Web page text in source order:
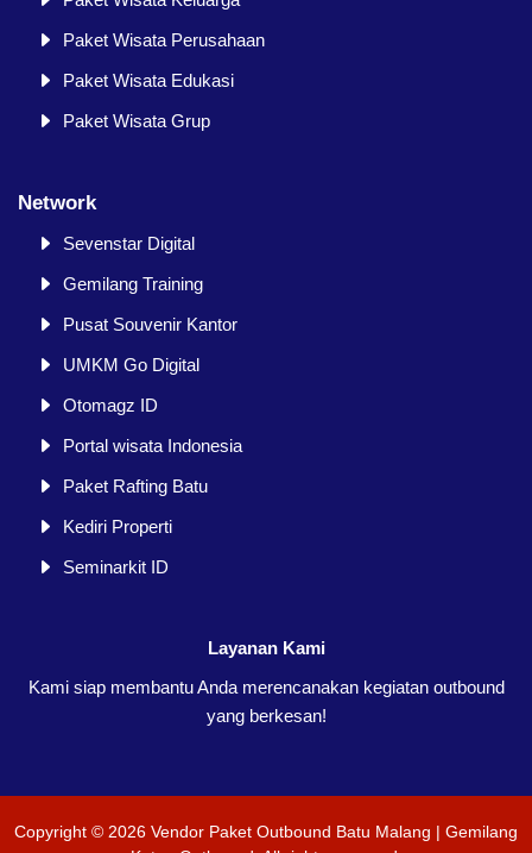
Paket Wisata Perusahaan
Paket Wisata Edukasi
Paket Wisata Grup
Network
Sevenstar Digital
Gemilang Training
Pusat Souvenir Kantor
UMKM Go Digital
Otomagz ID
Portal wisata Indonesia
Paket Rafting Batu
Kediri Properti
Seminarkit ID
Layanan Kami
Kami siap membantu Anda merencanakan kegiatan outbound
yang berkesan!
Copyright © 2026 Vendor Paket Outbound Batu Malang | Gemilang